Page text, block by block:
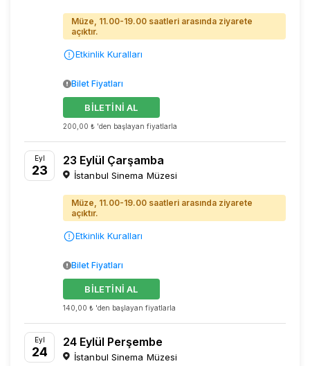
Müze, 11.00-19.00 saatleri arasında ziyarete
açıktır.
Etkinlik Kuralları
200,00 ₺ 'den başlayan fiyatlarla
BİLETİNİ AL
Bilet Fiyatları
Eyl
23
23 Eylül Çarşamba
İstanbul Sinema Müzesi
Müze, 11.00-19.00 saatleri arasında ziyarete
açıktır.
Etkinlik Kuralları
140,00 ₺ 'den başlayan fiyatlarla
BİLETİNİ AL
Bilet Fiyatları
Eyl
24
24 Eylül Perşembe
İstanbul Sinema Müzesi